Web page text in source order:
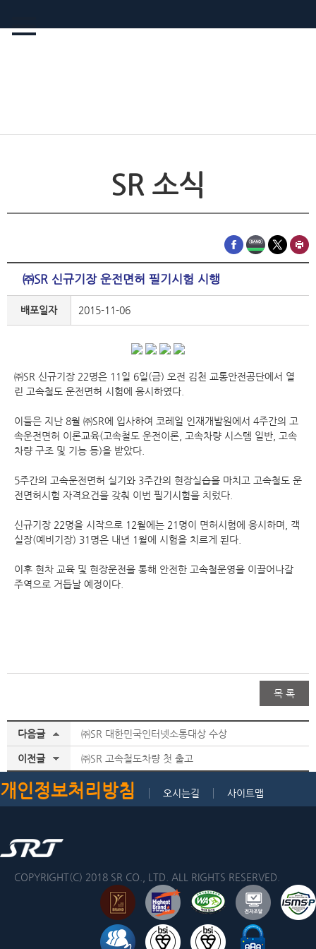
SR 소식
㈜SR 신규기장 운전면허 필기시험 시행
배포일자 2015-11-06
㈜SR 신규기장 22명은 11일 6일(금) 오전 김천 교통안전공단에서 열
린 고속철도 운전면허 시험에 응시하였다.
이들은 지난 8월 ㈜SR에 입사하여 코레일 인재개발원에서 4주간의 고
속운전면허 이론교육(고속철도 운전이론, 고속차량 시스템 일반, 고속
차량 구조 및 기능 등)을 받았다.
5주간의 고속운전면허 실기와 3주간의 현장실습을 마치고 고속철도 운
전면허시험 자격요건을 갖춰 이번 필기시험을 치렀다.
신규기장 22명을 시작으로 12월에는 21명이 면허시험에 응시하며, 객
실장(예비기장) 31명은 내년 1월에 시험을 치르게 된다.
이후 현차 교육 및 현장운전을 통해 안전한 고속철운영을 이끌어나갈
주역으로 거듭날 예정이다.
목 록
다음글 ㈜SR 대한민국인터넷소통대상 수상
이전글 ㈜SR 고속철도차량 첫 출고
개인정보처리방침 오시는길 사이트맵
COPYRIGHT(C) 2018 SR CO., LTD. ALL RIGHTS RESERVED.